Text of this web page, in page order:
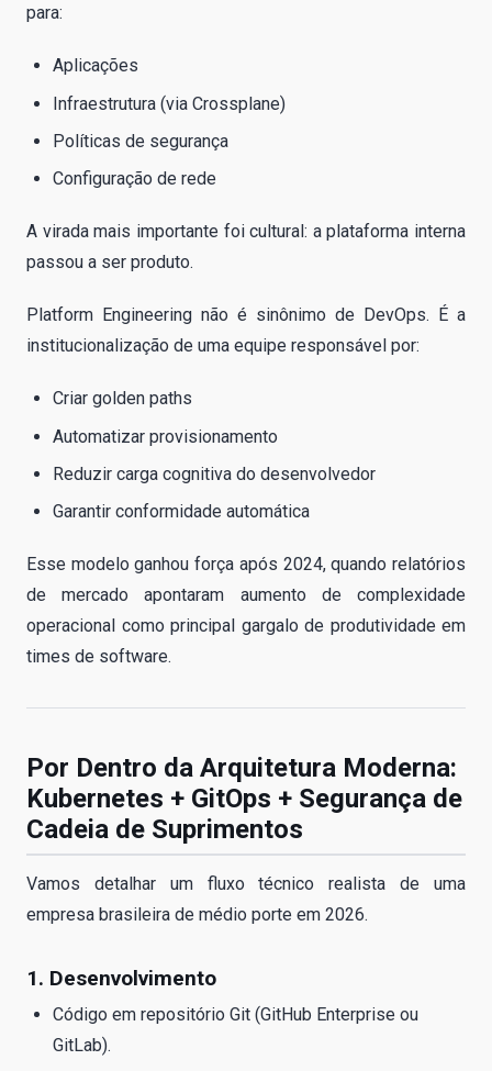
para:
Aplicações
Infraestrutura (via Crossplane)
Políticas de segurança
Configuração de rede
A virada mais importante foi cultural: a plataforma interna
passou a ser produto.
Platform Engineering não é sinônimo de DevOps. É a
institucionalização de uma equipe responsável por:
Criar golden paths
Automatizar provisionamento
Reduzir carga cognitiva do desenvolvedor
Garantir conformidade automática
Esse modelo ganhou força após 2024, quando relatórios
de mercado apontaram aumento de complexidade
operacional como principal gargalo de produtividade em
times de software.
Por Dentro da Arquitetura Moderna:
Kubernetes + GitOps + Segurança de
Cadeia de Suprimentos
Vamos detalhar um fluxo técnico realista de uma
empresa brasileira de médio porte em 2026.
1. Desenvolvimento
Código em repositório Git (GitHub Enterprise ou
GitLab).